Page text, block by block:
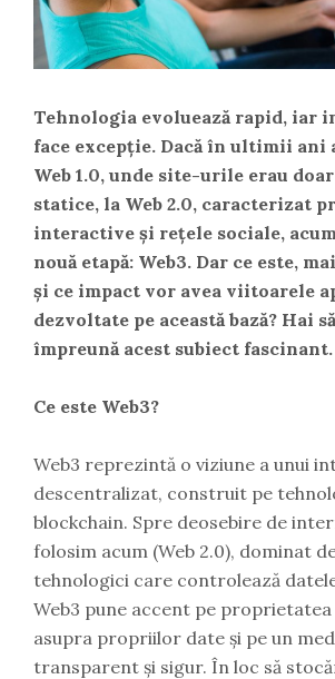
Tehnologia evoluează rapid, iar
face excepție. Dacă în ultimii ani
Web 1.0, unde site-urile erau
statice, la Web 2.0, caracterizat
interactive și rețele sociale,
nouă etapă: Web3. Dar ce este,
și ce impact vor avea viitoarele
dezvoltate pe această bază? Hai
împreună acest subiect fascinant.
Ce este Web3?
Web3 reprezintă o viziune a unui
descentralizat, construit pe
blockchain. Spre deosebire de
folosim acum (Web 2.0), dominat
tehnologici care controlează
Web3 pune accent pe
asupra propriilor date și pe un
transparent și sigur. În loc să